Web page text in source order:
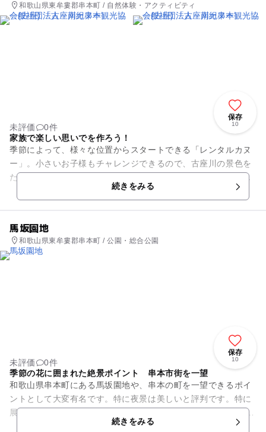
和歌山県東牟婁郡串本町 / 自然体験・アクティビティ
保存
10
未評価
0件
家族で楽しい思いでを作ろう！
季節によって、様々な位置からスタートできる「レンタルカヌ
ー」。小さいお子様もチャレンジできるので、古座川の景色を
たっぷり楽しみながら、家族で参加して、いつもと違う想い出
作りを！また、レンタサイク...続きをみる
馬坂園地
和歌山県東牟婁郡串本町 / 公園・総合公園
保存
10
未評価
0件
季節の花に囲まれた絶景ポイント 串本市街を一望
和歌山県串本町にある馬坂園地や、串本の町を一望できるポイ
ントとして大変有名です。特に夜景は美しいと評判です。特に
展望台のようなものはありませんが、両側を海に囲まれた 串本
の町は独特の景観です。本...続きをみる